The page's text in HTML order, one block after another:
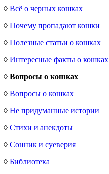
◊ Всё о черных кошках
◊ Почему пропадают кошки
◊ Полезные статьи о кошках
◊ Интересные факты о кошках
◊ Вопросы о кошках
◊ Вопросы о кошках
◊ Не придуманные истории
◊ Стихи и анекдоты
◊ Сонник и суеверия
◊ Библиотека